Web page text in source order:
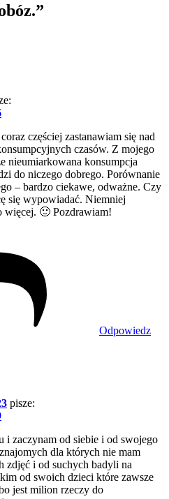
częściej zastanawiam się nad
czasów. Z mojego
nieumiarkowana konsumpcja
do niczego dobrego. Porównanie
– bardzo ciekawe, odważne. Czy
się wypowiadać. Niemniej
więcej. 🙂 Pozdrawiam!
Odpowiedz
pisze:
i zaczynam od siebie i od swojego
dla których nie mam
zdjęć i od suchych badyli na
od swoich dzieci które zawsze
jest milion rzeczy do